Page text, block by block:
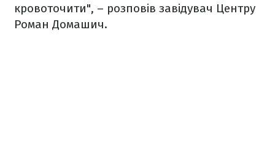
кровоточити", – розповів завідувач Центру
Роман Домашич.